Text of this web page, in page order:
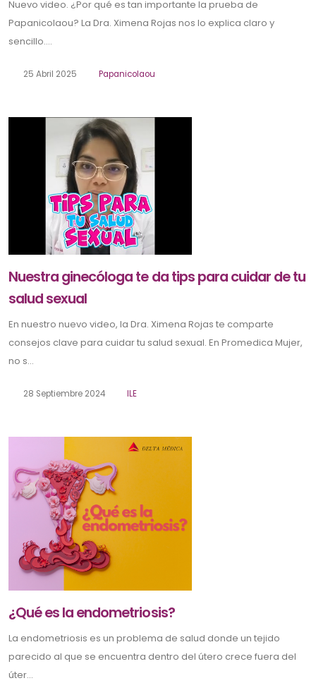
Nuevo video. ¿Por qué es tan importante la prueba de
Papanicolaou? La Dra. Ximena Rojas nos lo explica claro y
sencillo....
25 Abril 2025 Papanicolaou
Nuestra ginecóloga te da tips para cuidar de tu
salud sexual
En nuestro nuevo video, la Dra. Ximena Rojas te comparte
consejos clave para cuidar tu salud sexual. En Promedica Mujer,
no s...
28 Septiembre 2024 ILE
¿Qué es la endometriosis?
La endometriosis es un problema de salud donde un tejido
parecido al que se encuentra dentro del útero crece fuera del
úter...